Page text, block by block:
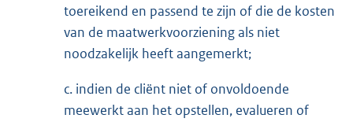
toereikend en passend te zijn of die de kosten
van de maatwerkvoorziening als niet
noodzakelijk heeft aangemerkt;
c. indien de cliënt niet of onvoldoende
meewerkt aan het opstellen, evalueren of